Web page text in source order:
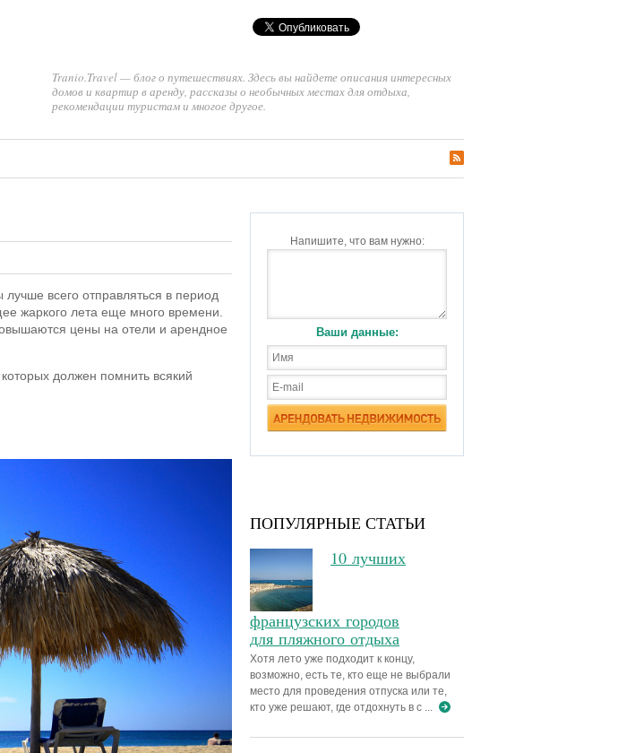
Tranio.Travel — блог о путешествиях. Здесь вы найдете описания интересных
домов и квартир в аренду, рассказы о необычных местах для отдыха,
рекомендации туристам и многое другое.
всего отправляться в период
жаркого лета еще много времени.
цены на отели и арендное
должен помнить всякий
Напишите, что вам нужно:
Ваши данные:
ПОПУЛЯРНЫЕ СТАТЬИ
10 лучших
французских городов
для пляжного отдыха
Хотя лето уже подходит к концу,
возможно, есть те, кто еще не выбрали
место для проведения отпуска или те,
кто уже решают, где отдохнуть в с ...